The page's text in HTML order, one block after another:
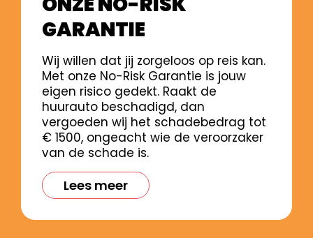
GARANTIE
Wij willen dat jij zorgeloos op reis kan.
Met onze No-Risk Garantie is jouw
eigen risico gedekt. Raakt de
huurauto beschadigd, dan
vergoeden wij het schadebedrag tot
€ 1500, ongeacht wie de veroorzaker
van de schade is.
Lees meer